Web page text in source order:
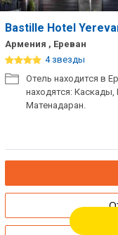
Bastille Hotel
Армения , Ереван
4 звезды
Отель находится в
находятся:
Матенадаран.